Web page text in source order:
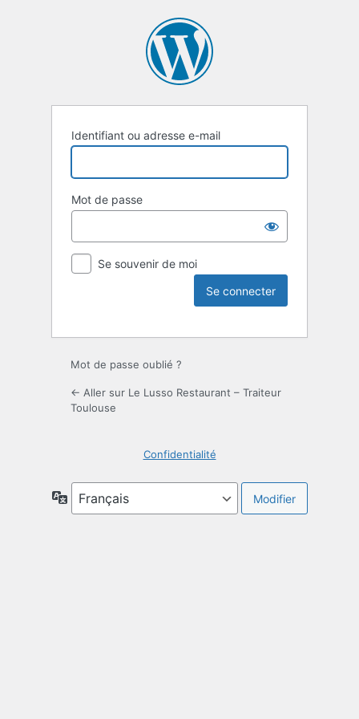
Identifiant ou adresse e-mail
Mot de passe
Se souvenir de moi
Mot de passe oublié ?
← Aller sur Le Lusso Restaurant – Traiteur
Toulouse
Confidentialité
Langue